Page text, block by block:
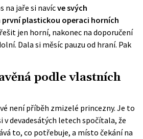
na jaře si navícve svých
plastickou operaci horních
jen horní, nakonec na doporučení
Dala si měsíc pauzu od hraní. Pak
podle vlastních
není příběh zmizelé princezny. Je to
v devadesátých letech spočítala, že
to, co potřebuje, a místo čekání na